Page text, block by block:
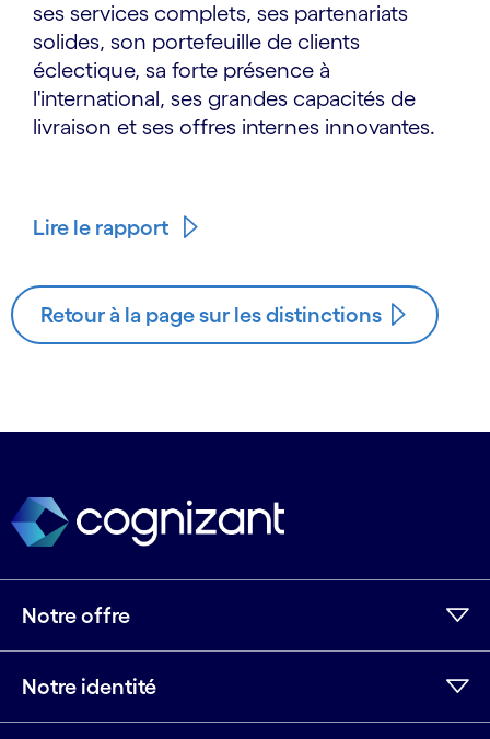
ses services complets, ses partenariats
solides, son portefeuille de clients
éclectique, sa forte présence à
l'international, ses grandes capacités de
livraison et ses offres internes innovantes.
Lire le rapport
Retour à la page sur les distinctions
Notre offre
Notre identité